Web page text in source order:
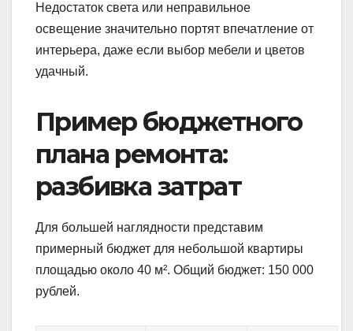
Недостаток света или неправильное
освещение значительно портят впечатление от
интерьера, даже если выбор мебели и цветов
удачный.
Пример бюджетного
плана ремонта:
разбивка затрат
Для большей наглядности представим
примерный бюджет для небольшой квартиры
площадью около 40 м². Общий бюджет: 150 000
рублей.